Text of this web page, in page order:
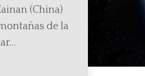
(China)
de la